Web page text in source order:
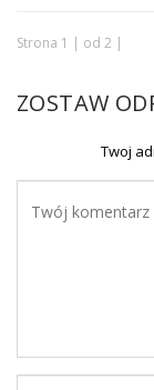
Strona 1 | od 2 |
ZOSTAW
Twoj